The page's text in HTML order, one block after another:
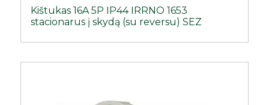
Kištukas 16A 5P IP44 IRRNO 1653
stacionarus į skydą (su reversu) SEZ